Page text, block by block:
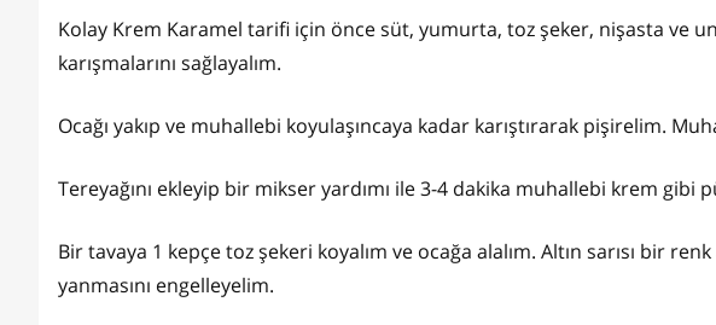
Kolay Krem Karamel tarifi için önce süt, yumurta, toz şeker, nişasta ve
karışmalarını sağlayalım.
Ocağı yakıp ve muhallebi koyulaşıncaya kadar karıştırarak pişirelim.
Tereyağını ekleyip bir mikser yardımı ile 3-4 dakika muhallebi krem gibi
Bir tavaya 1 kepçe toz şekeri koyalım ve ocağa alalım. Altın sarısı bir
yanmasını engelleyelim.